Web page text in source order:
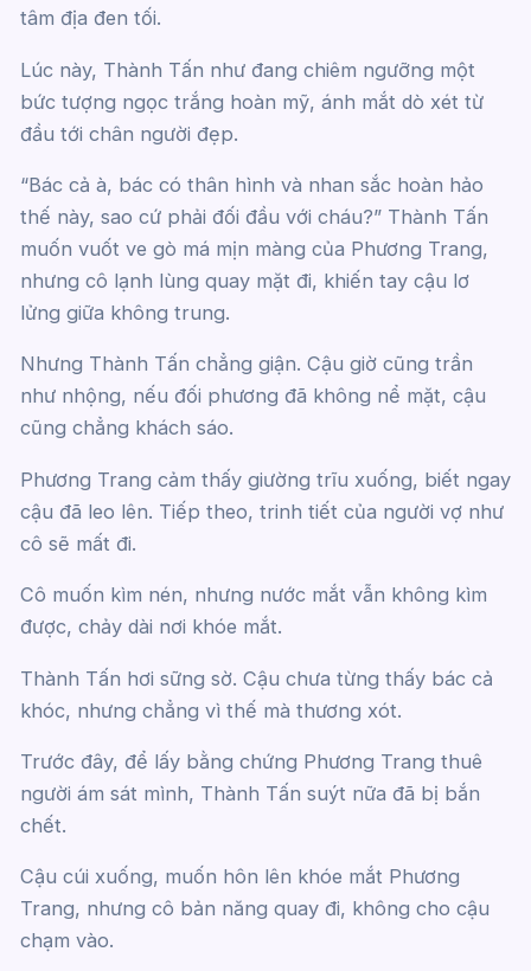
tâm địa đen tối.
Lúc này, Thành Tấn như đang chiêm ngưỡng một
bức tượng ngọc trắng hoàn mỹ, ánh mắt dò xét từ
đầu tới chân người đẹp.
“Bác cả à, bác có thân hình và nhan sắc hoàn hảo
thế này, sao cứ phải đối đầu với cháu?” Thành Tấn
muốn vuốt ve gò má mịn màng của Phương Trang,
nhưng cô lạnh lùng quay mặt đi, khiến tay cậu lơ
lửng giữa không trung.
Nhưng Thành Tấn chẳng giận. Cậu giờ cũng trần
như nhộng, nếu đối phương đã không nể mặt, cậu
cũng chẳng khách sáo.
Phương Trang cảm thấy giường trĩu xuống, biết ngay
cậu đã leo lên. Tiếp theo, trinh tiết của người vợ như
cô sẽ mất đi.
Cô muốn kìm nén, nhưng nước mắt vẫn không kìm
được, chảy dài nơi khóe mắt.
Thành Tấn hơi sững sờ. Cậu chưa từng thấy bác cả
khóc, nhưng chẳng vì thế mà thương xót.
Trước đây, để lấy bằng chứng Phương Trang thuê
người ám sát mình, Thành Tấn suýt nữa đã bị bắn
chết.
Cậu cúi xuống, muốn hôn lên khóe mắt Phương
Trang, nhưng cô bản năng quay đi, không cho cậu
chạm vào.